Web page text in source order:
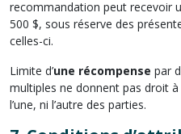
recommandation peut recevoir
500 $, sous réserve des
celles-ci.
Limite d’une récompense par
multiples ne donnent pas droit
l’une, ni l’autre des parties.